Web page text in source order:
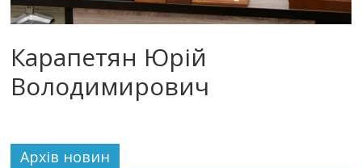
Карапетян Юрій
Володимирович
Архiв новин